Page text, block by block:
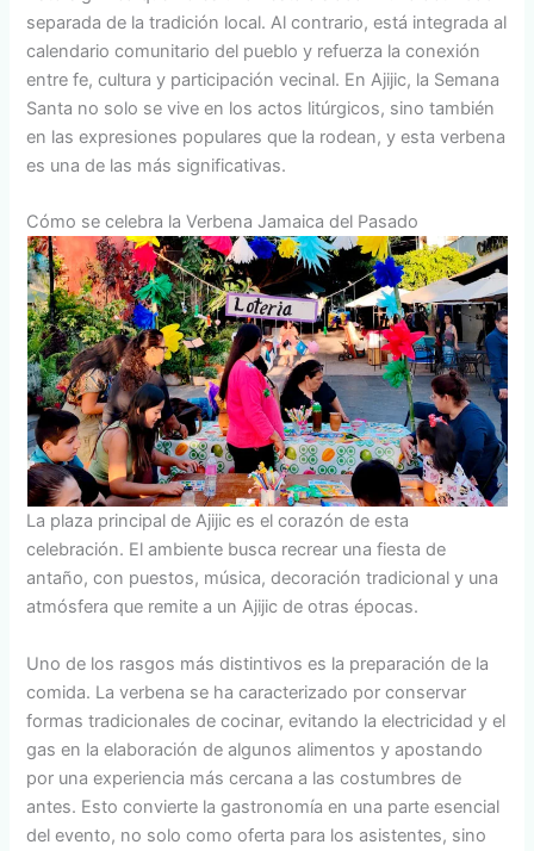
separada de la tradición local. Al contrario, está integrada al
calendario comunitario del pueblo y refuerza la conexión
entre fe, cultura y participación vecinal. En Ajijic, la Semana
Santa no solo se vive en los actos litúrgicos, sino también
en las expresiones populares que la rodean, y esta verbena
es una de las más significativas.
Cómo se celebra la Verbena Jamaica del Pasado
La plaza principal de Ajijic es el corazón de esta
celebración. El ambiente busca recrear una fiesta de
antaño, con puestos, música, decoración tradicional y una
atmósfera que remite a un Ajijic de otras épocas.
Uno de los rasgos más distintivos es la preparación de la
comida. La verbena se ha caracterizado por conservar
formas tradicionales de cocinar, evitando la electricidad y el
gas en la elaboración de algunos alimentos y apostando
por una experiencia más cercana a las costumbres de
antes. Esto convierte la gastronomía en una parte esencial
del evento, no solo como oferta para los asistentes, sino